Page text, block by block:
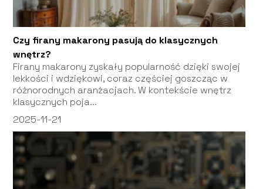
Czy firany makarony pasują do klasycznych
wnętrz?
Firany makarony zyskały popularność dzięki swojej
lekkości i wdziękowi, coraz częściej goszcząc w
różnorodnych aranżacjach. W kontekście wnętrz
klasycznych poja...
2025-11-21